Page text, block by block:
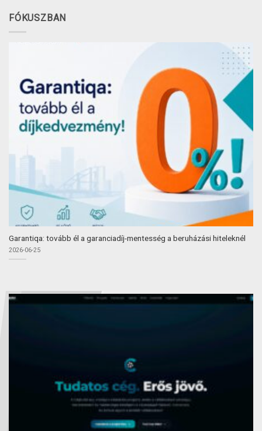
FÓKUSZBAN
Garantiqa: tovább él a garanciadíj-mentesség a beruházási hiteleknél
2026-06-25